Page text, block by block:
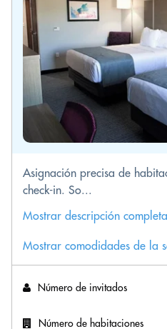
Asignación precisa de
check-in. So...
Mostrar descripción completa
Mostrar comodidades de la
Número de invitados
Número de habitaciones